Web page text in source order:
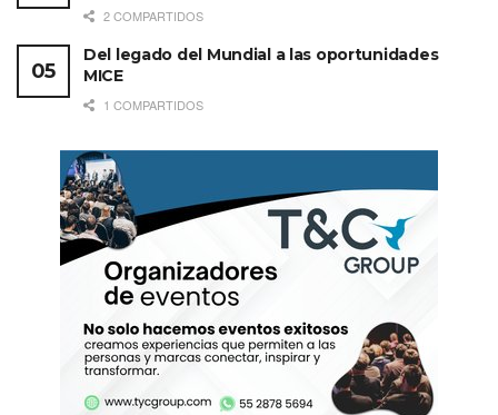
2 COMPARTIDOS
Del legado del Mundial a las oportunidades
MICE
1 COMPARTIDOS